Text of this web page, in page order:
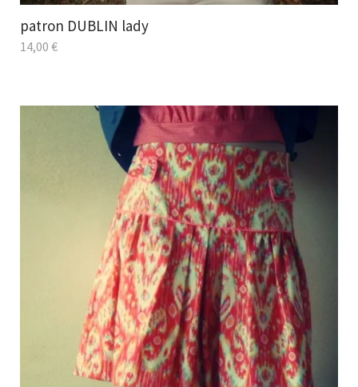
patron DUBLIN lady
14,00 €